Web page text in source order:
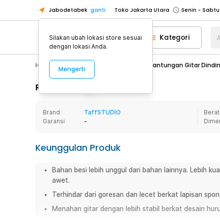
Jabodetabek ganti Toko Jakarta Utara
Toko Tangerang
Toko Cikupa
Pick n Go Jakarta Barat
Senin -
Pick n Go Bekasi
Senin - Jumat
Senin - Jumat
Senin -
Toko Jakarta Barat
Senin -
Toko Tangerang
Pick n Go Jakarta Barat
Senin -
Senin - Jumat
Kategori
Hobby Alat Musik TaffSTUDIO Gantungan Gitar
Rincian Produk
Brand
TaffSTUDIO
Garansi
-
Keunggulan Produk
Bahan besi lebih unggul dari bahan lainnya. Lebih
awet.
Terhindar dari goresan dan lecet berkat lapisan
Menahan gitar dengan lebih stabil berkat desain
Silakan ubah lokasi store sesuai
dengan lokasi Anda.
Mengerti